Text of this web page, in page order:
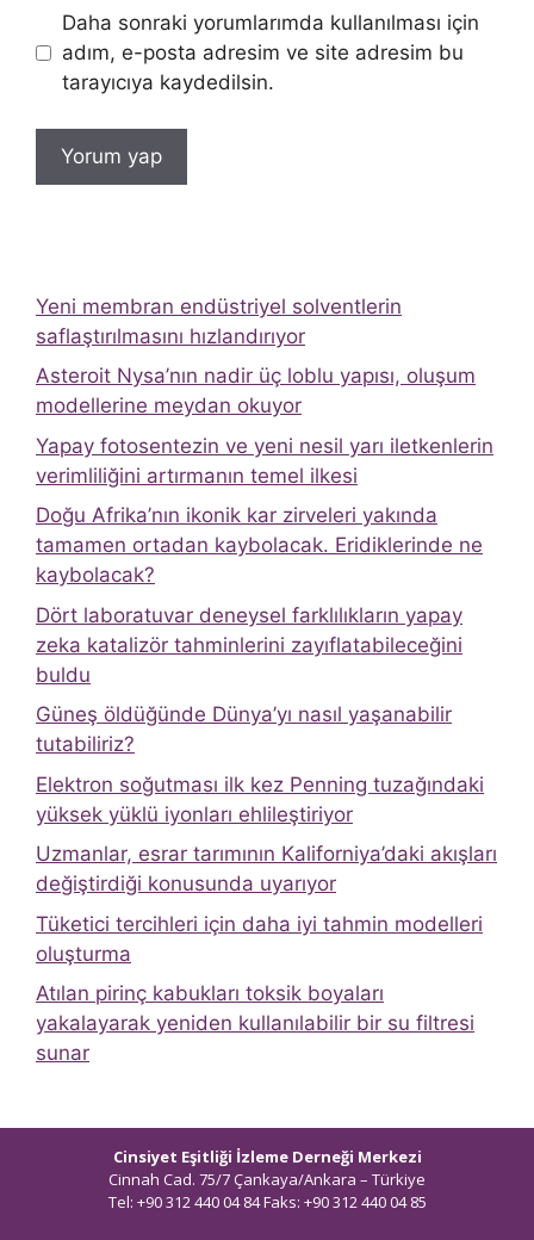
Daha sonraki yorumlarımda kullanılması için
adım, e-posta adresim ve site adresim bu
tarayıcıya kaydedilsin.
Yeni membran endüstriyel solventlerin
saflaştırılmasını hızlandırıyor
Asteroit Nysa’nın nadir üç loblu yapısı, oluşum
modellerine meydan okuyor
Yapay fotosentezin ve yeni nesil yarı iletkenlerin
verimliliğini artırmanın temel ilkesi
Doğu Afrika’nın ikonik kar zirveleri yakında
tamamen ortadan kaybolacak. Eridiklerinde ne
kaybolacak?
Dört laboratuvar deneysel farklılıkların yapay
zeka katalizör tahminlerini zayıflatabileceğini
buldu
Güneş öldüğünde Dünya’yı nasıl yaşanabilir
tutabiliriz?
Elektron soğutması ilk kez Penning tuzağındaki
yüksek yüklü iyonları ehlileştiriyor
Uzmanlar, esrar tarımının Kaliforniya’daki akışları
değiştirdiği konusunda uyarıyor
Tüketici tercihleri ​​için daha iyi tahmin modelleri
oluşturma
Atılan pirinç kabukları toksik boyaları
yakalayarak yeniden kullanılabilir bir su filtresi
sunar
Cinsiyet Eşitliği İzleme Derneği Merkezi
Cinnah Cad. 75/7 Çankaya/Ankara – Türkiye
Tel: +90 312 440 04 84 Faks: +90 312 440 04 85